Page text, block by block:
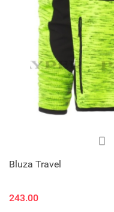
Bluza Travel
243.00